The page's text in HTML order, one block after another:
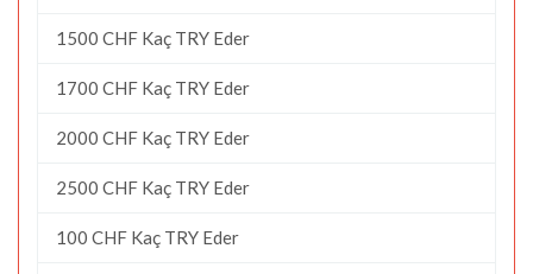
1500 CHF Kaç TRY Eder
1700 CHF Kaç TRY Eder
2000 CHF Kaç TRY Eder
2500 CHF Kaç TRY Eder
100 CHF Kaç TRY Eder